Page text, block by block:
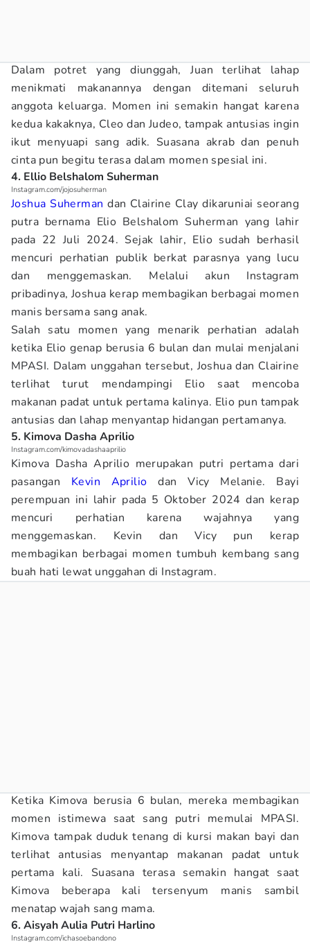
Dalam potret yang diunggah, Juan terlihat lahap
menikmati makanannya dengan ditemani seluruh
anggota keluarga. Momen ini semakin hangat karena
kedua kakaknya, Cleo dan Judeo, tampak antusias ingin
ikut menyuapi sang adik. Suasana akrab dan penuh
cinta pun begitu terasa dalam momen spesial ini.
4. Ellio Belshalom Suherman
Instagram.com/jojosuherman
Joshua Suherman dan Clairine Clay dikaruniai seorang
putra bernama Elio Belshalom Suherman yang lahir
pada 22 Juli 2024. Sejak lahir, Elio sudah berhasil
mencuri perhatian publik berkat parasnya yang lucu
dan menggemaskan. Melalui akun Instagram
pribadinya, Joshua kerap membagikan berbagai momen
manis bersama sang anak.
Salah satu momen yang menarik perhatian adalah
ketika Elio genap berusia 6 bulan dan mulai menjalani
MPASI. Dalam unggahan tersebut, Joshua dan Clairine
terlihat turut mendampingi Elio saat mencoba
makanan padat untuk pertama kalinya. Elio pun tampak
antusias dan lahap menyantap hidangan pertamanya.
5. Kimova Dasha Aprilio
Instagram.com/kimovadashaaprilio
Kimova Dasha Aprilio merupakan putri pertama dari
pasangan Kevin Aprilio dan Vicy Melanie. Bayi
perempuan ini lahir pada 5 Oktober 2024 dan kerap
mencuri perhatian karena wajahnya yang
menggemaskan. Kevin dan Vicy pun kerap
membagikan berbagai momen tumbuh kembang sang
buah hati lewat unggahan di Instagram.
Ketika Kimova berusia 6 bulan, mereka membagikan
momen istimewa saat sang putri memulai MPASI.
Kimova tampak duduk tenang di kursi makan bayi dan
terlihat antusias menyantap makanan padat untuk
pertama kali. Suasana terasa semakin hangat saat
Kimova beberapa kali tersenyum manis sambil
menatap wajah sang mama.
6. Aisyah Aulia Putri Harlino
Instagram.com/ichasoebandono